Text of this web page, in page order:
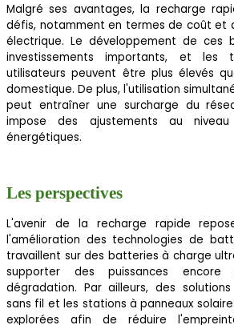
Malgré ses avantages, la recharge
défis, notamment en termes de coût et
électrique. Le développement de ces
investissements importants, et les
utilisateurs peuvent être plus élevés
domestique. De plus, l'utilisation
peut entraîner une surcharge du
impose des ajustements au
énergétiques.
Les perspectives
L'avenir de la recharge rapide
l'amélioration des technologies de
travaillent sur des batteries à charge
supporter des puissances encore
dégradation. Par ailleurs, des
sans fil et les stations à panneaux
explorées afin de réduire